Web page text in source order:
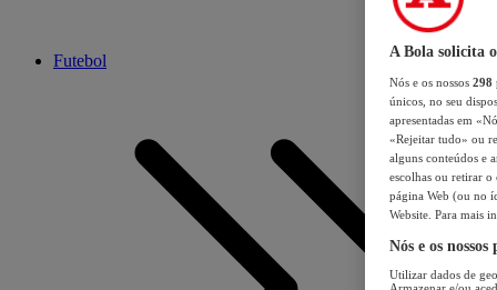
Futebol A Bola solicita
Nós e os nossos 298
únicos, no seu
apresentadas em
«Rejeitar tudo» ou
alguns conteúdos e
escolhas ou retirar
página Web (ou no
Website. Para mais
Nós e os
Utilizar dados de